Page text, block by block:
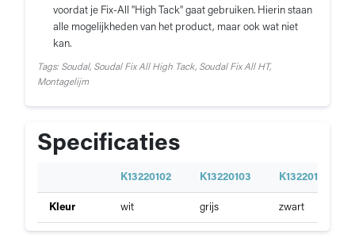
voordat je Fix-All "High Tack" gaat gebruiken. Hierin staan
alle mogelijkheden van het product, maar ook wat niet
kan.
Tags: Soudal, Soudal Fix All High Tack, Soudal Fix All HT,
Montagelijm
Specificaties
Soudal
p
e
c
K13220102 K13220103 K13220105
Kleur wit grijs zwart